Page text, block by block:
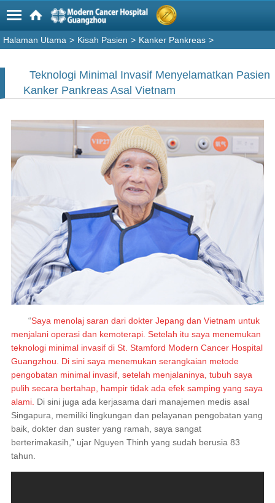
Halaman Utama > Kisah Pasien > Kanker Pankreas >
Teknologi Minimal Invasif Menyelamatkan Pasien
Kanker Pankreas Asal Vietnam
“Saya menolaj saran dari dokter Jepang dan Vietnam untuk
menjalani operasi dan kemoterapi. Setelah itu saya menemukan
teknologi minimal invasif di St. Stamford Modern Cancer Hospital
Guangzhou. Di sini saya menemukan serangkaian metode
pengobatan minimal invasif, setelah menjalaninya, tubuh saya
pulih secara bertahap, hampir tidak ada efek samping yang saya
alami. Di sini juga ada kerjasama dari manajemen medis asal
Singapura, memiliki lingkungan dan pelayanan pengobatan yang
baik, dokter dan suster yang ramah, saya sangat
berterimakasih,” ujar Nguyen Thinh yang sudah berusia 83
tahun.